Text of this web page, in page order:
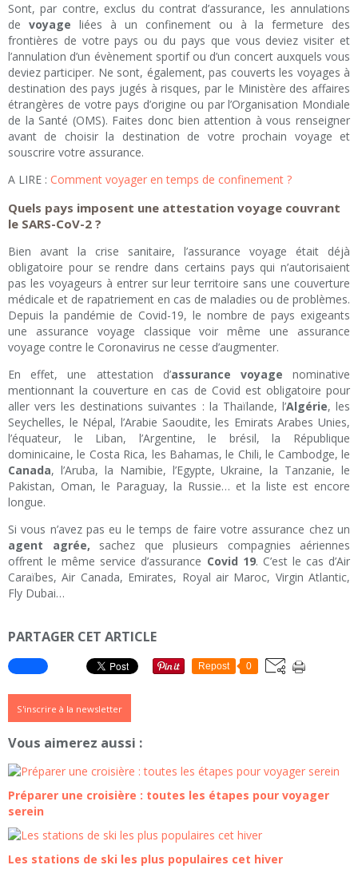
Sont, par contre, exclus du contrat d’assurance, les annulations
de voyage liées à un confinement ou à la fermeture des
frontières de votre pays ou du pays que vous deviez visiter et
l’annulation d’un évènement sportif ou d’un concert auxquels vous
deviez participer. Ne sont, également, pas couverts les voyages à
destination des pays jugés à risques, par le Ministère des affaires
étrangères de votre pays d’origine ou par l’Organisation Mondiale
de la Santé (OMS). Faites donc bien attention à vous renseigner
avant de choisir la destination de votre prochain voyage et
souscrire votre assurance.
A LIRE : Comment voyager en temps de confinement ?
Quels pays imposent une attestation voyage couvrant
le SARS-CoV-2 ?
Bien avant la crise sanitaire, l’assurance voyage était déjà
obligatoire pour se rendre dans certains pays qui n’autorisaient
pas les voyageurs à entrer sur leur territoire sans une couverture
médicale et de rapatriement en cas de maladies ou de problèmes.
Depuis la pandémie de Covid-19, le nombre de pays exigeants
une assurance voyage classique voir même une assurance
voyage contre le Coronavirus ne cesse d’augmenter.
En effet, une attestation d’assurance voyage nominative
mentionnant la couverture en cas de Covid est obligatoire pour
aller vers les destinations suivantes : la Thaïlande, l’Algérie, les
Seychelles, le Népal, l’Arabie Saoudite, les Emirats Arabes Unies,
l’équateur, le Liban, l’Argentine, le brésil, la République
dominicaine, le Costa Rica, les Bahamas, le Chili, le Cambodge, le
Canada, l’Aruba, la Namibie, l’Egypte, Ukraine, la Tanzanie, le
Pakistan, Oman, le Paraguay, la Russie… et la liste est encore
longue.
Si vous n’avez pas eu le temps de faire votre assurance chez un
agent agrée, sachez que plusieurs compagnies aériennes
offrent le même service d’assurance Covid 19. C’est le cas d’Air
Caraïbes, Air Canada, Emirates, Royal air Maroc, Virgin Atlantic,
Fly Dubai…
PARTAGER CET ARTICLE
Repost 0
S'inscrire à la newsletter
Vous aimerez aussi :
Préparer une croisière : toutes les étapes pour voyager
serein
Les stations de ski les plus populaires cet hiver